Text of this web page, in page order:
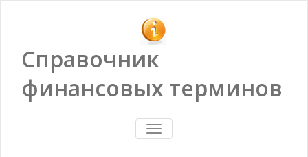
Справочник
финансовых терминов
ПОКАЗАТЬ/
СКРЫТЬ